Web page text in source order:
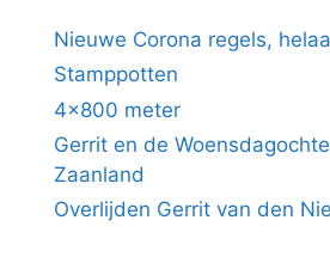
Nieuwe Corona regels,
Stamppotten
4×800 meter
Gerrit en de
Zaanland
Overlijden Gerrit van den